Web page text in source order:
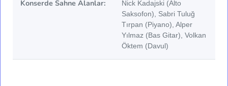
Konserde Sahne Alanlar:
Nick Kadajski (Alto
Saksofon), Sabri Tuluğ
Tırpan (Piyano), Alper
Yılmaz (Bas Gitar), Volkan
Öktem (Davul)